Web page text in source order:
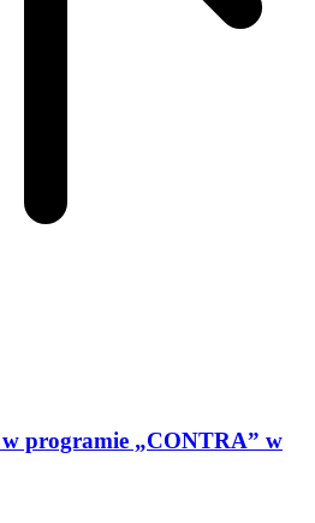
programie „CONTRA” w